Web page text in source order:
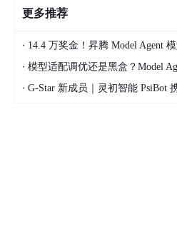
成”不需要修改（结果同质化严重）
而不是“全盘托付”。
五、总结
AI写作工具是杠杆，不是替代品。
更多推荐
· 14.4 万奖金！昇腾 Model Agent 模型
· 模型适配调优还是黑盒？Model
· G-Star 新成员｜灵初智能 PsiBot 携开源具